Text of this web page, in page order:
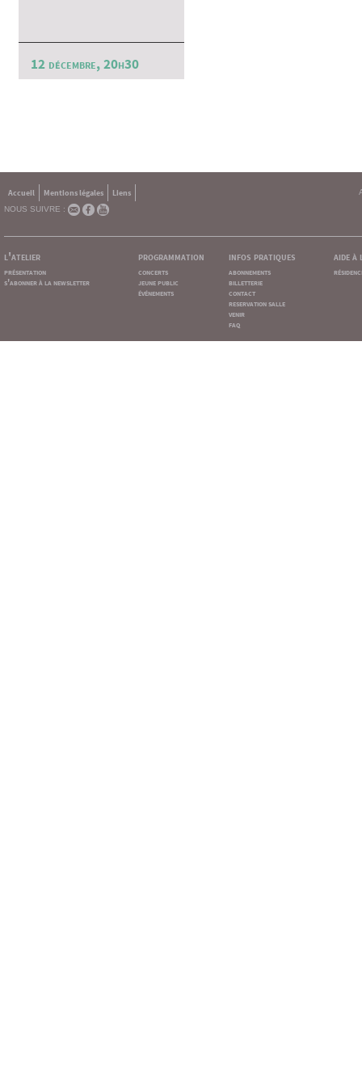
12 décembre, 20h30
Accueil Mentions légales
Liens
NOUS SUIVRE :
l'atelier
présentation
s'abonner à la newsletter
programmation
concerts
jeune public
événements
infos pratiques
abonnements
billetterie
contact
reservation salle
venir
faq
aide